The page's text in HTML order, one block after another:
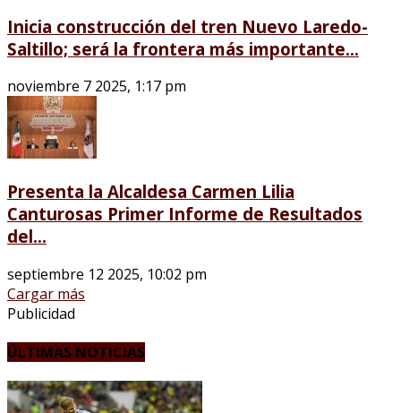
Inicia construcción del tren Nuevo Laredo-
Saltillo; será la frontera más importante...
noviembre 7 2025, 1:17 pm
Presenta la Alcaldesa Carmen Lilia
Canturosas Primer Informe de Resultados
del...
septiembre 12 2025, 10:02 pm
Cargar más
Publicidad
ÚLTIMAS NOTICIAS